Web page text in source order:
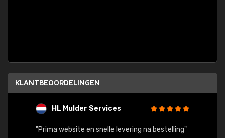
KLANTBEOORDELINGEN
HL Mulder Services
"Prima website en snelle levering na bestelling"